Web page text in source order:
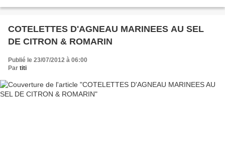
COTELETTES D'AGNEAU MARINEES AU SEL
DE CITRON & ROMARIN
Publié le 23/07/2012 à 06:00
Par titi